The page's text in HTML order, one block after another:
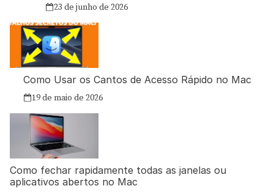
23 de junho de 2026
Como Usar os Cantos de Acesso Rápido no Mac
19 de maio de 2026
Como fechar rapidamente todas as janelas ou
aplicativos abertos no Mac